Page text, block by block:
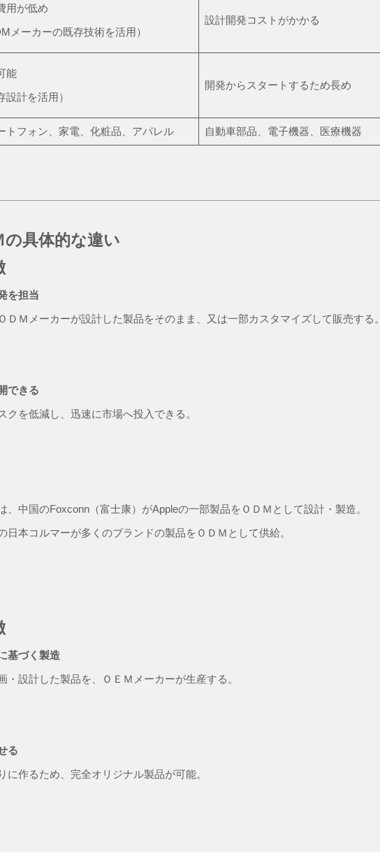
用が低め
メーカーの既存技術を活用）
設計開発コストがかかる
能
設計を活用）
開発からスタートするため長め
トフォン、家電、化粧品、アパレル 自動車部品、電子機器、医療機器
の具体的な違い
を担当
ＤＭメーカーが設計した製品をそのまま、又は一部カスタマイズして販売する。
できる
クを低減し、迅速に市場へ投入できる。
、中国のFoxconn（富士康）がAppleの一部製品をＯＤＭとして設計・製造。
日本コルマーが多くのブランドの製品をＯＤＭとして供給。
基づく製造
・設計した製品を、ＯＥＭメーカーが生産する。
る
に作るため、完全オリジナル製品が可能。